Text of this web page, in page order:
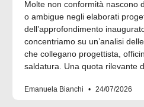
Molte non conformità nascono
o ambigue negli elaborati
dell’approfondimento
concentriamo su un’analisi
che collegano progettista,
saldatura. Una quota rilevante
Emanuela Bianchi 24/07/2026